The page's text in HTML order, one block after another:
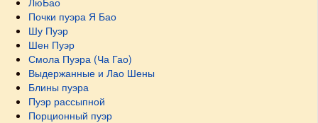
Почки пуэра Я Бао
Шу Пуэр
Шен Пуэр
Смола Пуэра (Ча Гао)
Выдержанные и Лао Шены
Блины пуэра
Пуэр рассыпной
Порционный пуэр